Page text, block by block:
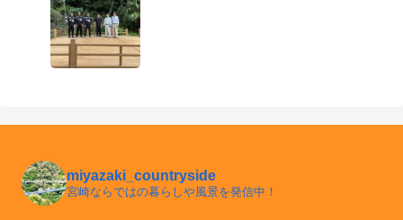
miyazaki_countryside
宮崎ならではの暮らしや風景を発信中！